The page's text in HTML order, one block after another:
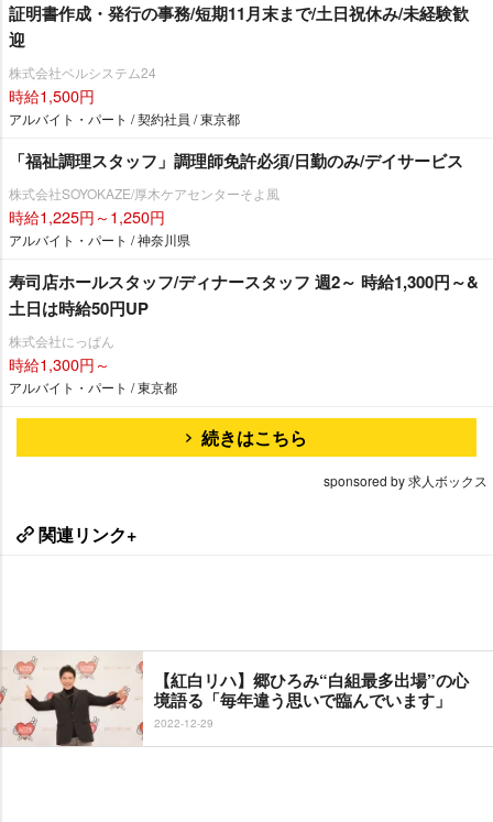
証明書作成・発行の事務/短期11月末まで/土日祝休み/未経験歓
迎
株式会社ベルシステム24
時給1,500円
アルバイト・パート / 契約社員 / 東京都
「福祉調理スタッフ」調理師免許必須/日勤のみ/デイサービス
株式会社SOYOKAZE/厚木ケアセンターそよ風
時給1,225円～1,250円
アルバイト・パート / 神奈川県
寿司店ホールスタッフ/ディナースタッフ 週2～ 時給1,300円～&
土日は時給50円UP
株式会社にっぱん
時給1,300円～
アルバイト・パート / 東京都
続きはこちら
sponsored by 求人ボックス
関連リンク+
【紅白リハ】郷ひろみ“白組最多出場”の心
境語る「毎年違う思いで臨んでいます」
2022-12-29